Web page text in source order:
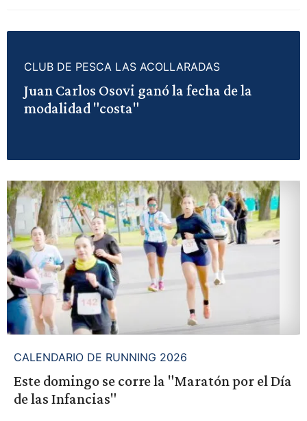
CLUB DE PESCA LAS ACOLLARADAS
Juan Carlos Osovi ganó la fecha de la
modalidad "costa"
CALENDARIO DE RUNNING 2026
Este domingo se corre la "Maratón por el Día
de las Infancias"